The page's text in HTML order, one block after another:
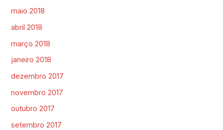
maio 2018
abril 2018
março 2018
janeiro 2018
dezembro 2017
novembro 2017
outubro 2017
setembro 2017